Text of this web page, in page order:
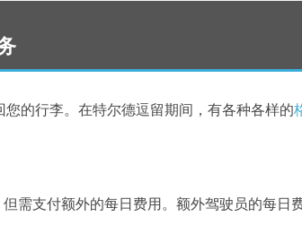
的行李。在特尔德逗留期间，有各种各样的
需支付额外的每日费用。额外驾驶员的每日